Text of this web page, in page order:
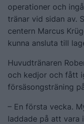
operationer och
tränar vid sidan av.
centern Marcus
kunna ansluta till
Huvudtränaren
och kedjor och fått
försäsongsträning
– En första vecka.
laddade på att vara